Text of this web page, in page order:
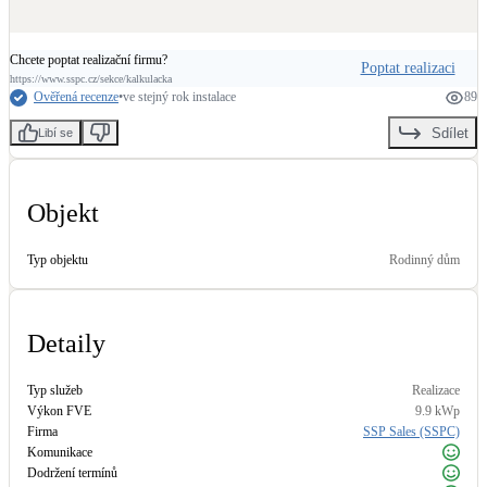
Vnitřní i venkovní
Větrné elektrárny NEW
Objekt
Typ objektu Rodinný dům
Detaily
Typ služeb
Realizace
Výkon FVE
9.9 kWp
Firma
SSP Sales (SSPC)
Komunikace
Dodržení termínů
Chcete poptat realizační firmu?
https://www.sspc.cz/sekce/kalkulacka
Poptat realizaci
Ověřená recenze•ve stejný rok instalace 89
Libí se Sdílet